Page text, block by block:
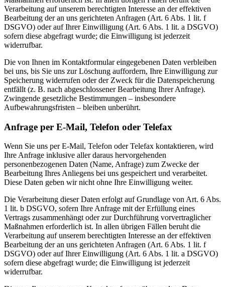
Verarbeitung auf unserem berechtigten Interesse an der effektiven
Bearbeitung der an uns gerichteten Anfragen (Art. 6 Abs. 1 lit. f
DSGVO) oder auf Ihrer Einwilligung (Art. 6 Abs. 1 lit. a DSGVO)
sofern diese abgefragt wurde; die Einwilligung ist jederzeit
widerrufbar.
Die von Ihnen im Kontaktformular eingegebenen Daten verbleiben
bei uns, bis Sie uns zur Löschung auffordern, Ihre Einwilligung zur
Speicherung widerrufen oder der Zweck für die Datenspeicherung
entfällt (z. B. nach abgeschlossener Bearbeitung Ihrer Anfrage).
Zwingende gesetzliche Bestimmungen – insbesondere
Aufbewahrungsfristen – bleiben unberührt.
Anfrage per E-Mail, Telefon oder Telefax
Wenn Sie uns per E-Mail, Telefon oder Telefax kontaktieren, wird
Ihre Anfrage inklusive aller daraus hervorgehenden
personenbezogenen Daten (Name, Anfrage) zum Zwecke der
Bearbeitung Ihres Anliegens bei uns gespeichert und verarbeitet.
Diese Daten geben wir nicht ohne Ihre Einwilligung weiter.
Die Verarbeitung dieser Daten erfolgt auf Grundlage von Art. 6 Abs.
1 lit. b DSGVO, sofern Ihre Anfrage mit der Erfüllung eines
Vertrags zusammenhängt oder zur Durchführung vorvertraglicher
Maßnahmen erforderlich ist. In allen übrigen Fällen beruht die
Verarbeitung auf unserem berechtigten Interesse an der effektiven
Bearbeitung der an uns gerichteten Anfragen (Art. 6 Abs. 1 lit. f
DSGVO) oder auf Ihrer Einwilligung (Art. 6 Abs. 1 lit. a DSGVO)
sofern diese abgefragt wurde; die Einwilligung ist jederzeit
widerrufbar.